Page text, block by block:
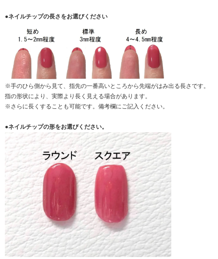
●ネイルチップの長さをお選びください
※手のひら側から見て、指先の一番高いところから先端がはみ出る長さです。
指の形状により、実際より長く見える場合があります。
※さらに長くすることも可能です。備考欄にご記入ください。
●ネイルチップの形をお選びください。